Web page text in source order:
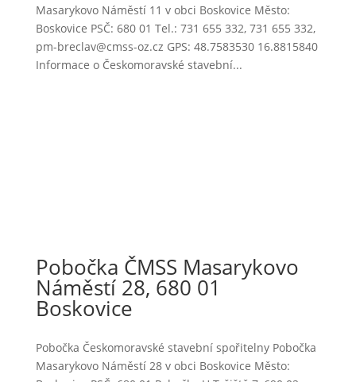
Masarykovo Náměstí 11 v obci Boskovice Město:
Boskovice PSČ: 680 01 Tel.: 731 655 332, 731 655 332,
pm-breclav@cmss-oz.cz GPS: 48.7583530 16.8815840
Informace o Českomoravské stavební...
Pobočka ČMSS Masarykovo
Náměstí 28, 680 01
Boskovice
Pobočka Českomoravské stavební spořitelny Pobočka
Masarykovo Náměstí 28 v obci Boskovice Město: